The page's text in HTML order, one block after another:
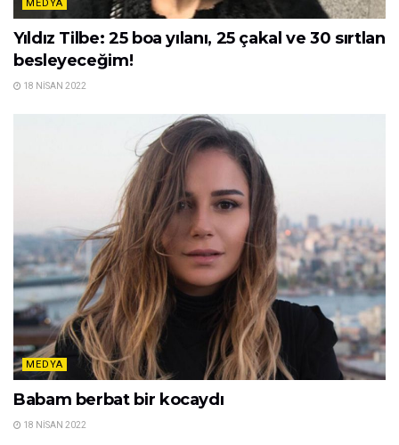
MEDYA
Yıldız Tilbe: 25 boa yılanı, 25 çakal ve 30 sırtlan
besleyeceğim!
18 NISAN 2022
MEDYA
Babam berbat bir kocaydı
18 NISAN 2022